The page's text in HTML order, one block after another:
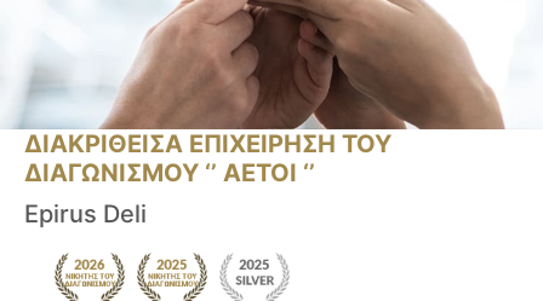
ΔΙΑΚΡΙΘΕΙΣΑ ΕΠΙΧΕΙΡΗΣΗ ΤΟΥ
ΔΙΑΓΩΝΙΣΜΟΥ ‘’ ΑΕΤΟΙ ‘’
Epirus Deli